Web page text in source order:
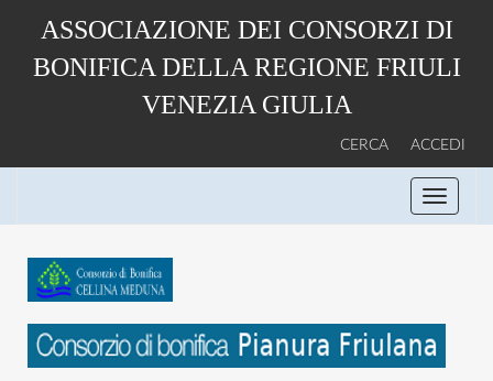
contenuto
principale
ASSOCIAZIONE DEI CONSORZI DI
BONIFICA DELLA REGIONE FRIULI
VENEZIA GIULIA
CERCA ACCEDI
Toggle